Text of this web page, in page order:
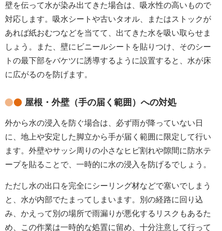
壁を伝って水が染み出てきた場合は、吸水性の高いもので
対応します。吸水シートや古いタオル、またはストックが
あれば紙おむつなどを当てて、出てきた水を吸い取らせま
しょう。また、壁にビニールシートを貼りつけ、そのシー
トの最下部をバケツに誘導するように設置すると、水が床
に広がるのを防げます。
屋根・外壁（手の届く範囲）への対処
外から水の浸入を防ぐ場合は、必ず雨が降っていない日
に、地上や安定した脚立から手が届く範囲に限定して行い
ます。外壁やサッシ周りの小さなヒビ割れや隙間に防水テ
ープを貼ることで、一時的に水の浸入を防げるでしょう。
ただし水の出口を完全にシーリング材などで塞いでしまう
と、水が内部でたまってしまいます。別の経路に回り込
み、かえって別の場所で雨漏りが悪化するリスクもあるた
め、この作業は一時的な処置に留め、十分注意して行って